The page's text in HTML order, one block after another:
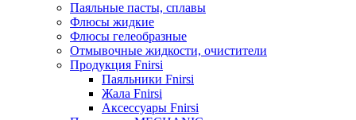
Паяльные пасты, сплавы
Флюсы жидкие
Флюсы гелеобразные
Отмывочные жидкости, очистители
Продукция Fnirsi
Паяльники Fnirsi
Жала Fnirsi
Аксессуары Fnirsi